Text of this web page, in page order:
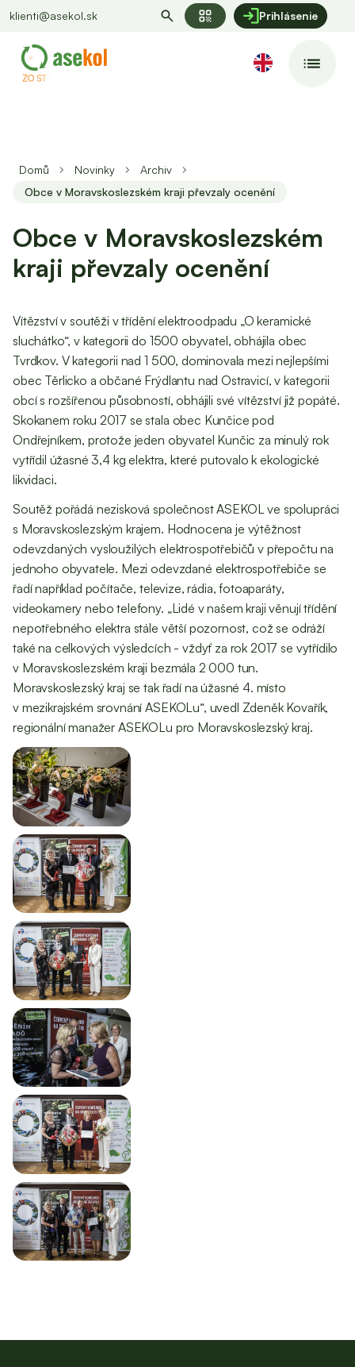
klienti@asekol.sk qr_code Prihlásenie
Domů Novinky
Archiv
Obce v Moravskoslezském kraji převzaly ocenění
Obce v Moravskoslezském
kraji převzaly ocenění
Vítězství v soutěži v třídění elektroodpadu „O keramické
sluchátko“, v kategorii do 1500 obyvatel, obhájila obec
Tvrdkov. V kategorii nad 1 500, dominovala mezi nejlepšími
obec Těrlicko a občané Frýdlantu nad Ostravicí, v kategorii
obcí s rozšířenou působností, obhájili své vítězství již popáté.
Skokanem roku 2017 se stala obec Kunčice pod
Ondřejníkem, protože jeden obyvatel Kunčic za minulý rok
vytřídil úžasné 3,4 kg elektra, které putovalo k ekologické
likvidaci.
Soutěž pořádá nezisková společnost ASEKOL ve spolupráci
s Moravskoslezským krajem. Hodnocena je výtěžnost
odevzdaných vysloužilých elektrospotřebičů v přepočtu na
jednoho obyvatele. Mezi odevzdané elektrospotřebiče se
řadí například počítače, televize, rádia, fotoaparáty,
videokamery nebo telefony. „Lidé v našem kraji věnují třídění
nepotřebného elektra stále větší pozornost, což se odráží
také na celkových výsledcích - vždyť za rok 2017 se vytřídilo
v Moravskoslezském kraji bezmála 2 000 tun.
Moravskoslezský kraj se tak řadí na úžasné 4. místo
v mezikrajském srovnání ASEKOLu“, uvedl Zdeněk Kovařík,
regionální manažer ASEKOLu pro Moravskoslezský kraj.